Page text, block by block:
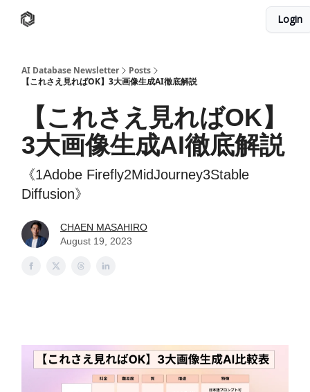
Login
AI Database Newsletter
Posts
【これさえ見ればOK】3大画像生成AI徹底解説
【これさえ見ればOK】
3大画像生成AI徹底解説
《1Adobe Firefly2MidJourney3Stable
Diffusion》
CHAEN MASAHIRO
August 19, 2023